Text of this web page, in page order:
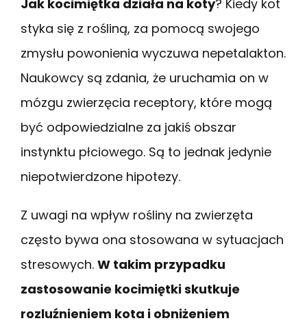
Jak kocimiętka działa na koty? Kiedy kot
styka się z rośliną, za pomocą swojego
zmysłu powonienia wyczuwa nepetalakton.
Naukowcy są zdania, że uruchamia on w
mózgu zwierzęcia receptory, które mogą
być odpowiedzialne za jakiś obszar
instynktu płciowego. Są to jednak jedynie
niepotwierdzone hipotezy.
Z uwagi na wpływ rośliny na zwierzęta
często bywa ona stosowana w sytuacjach
stresowych. W takim przypadku
zastosowanie kocimiętki skutkuje
rozluźnieniem kota i obniżeniem